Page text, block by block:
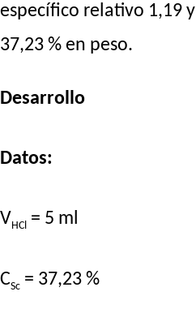
específico relativo 1,19
37,23 % en peso.
Desarrollo
Datos:
V HCl = 5 ml
CSc = 37,23 %